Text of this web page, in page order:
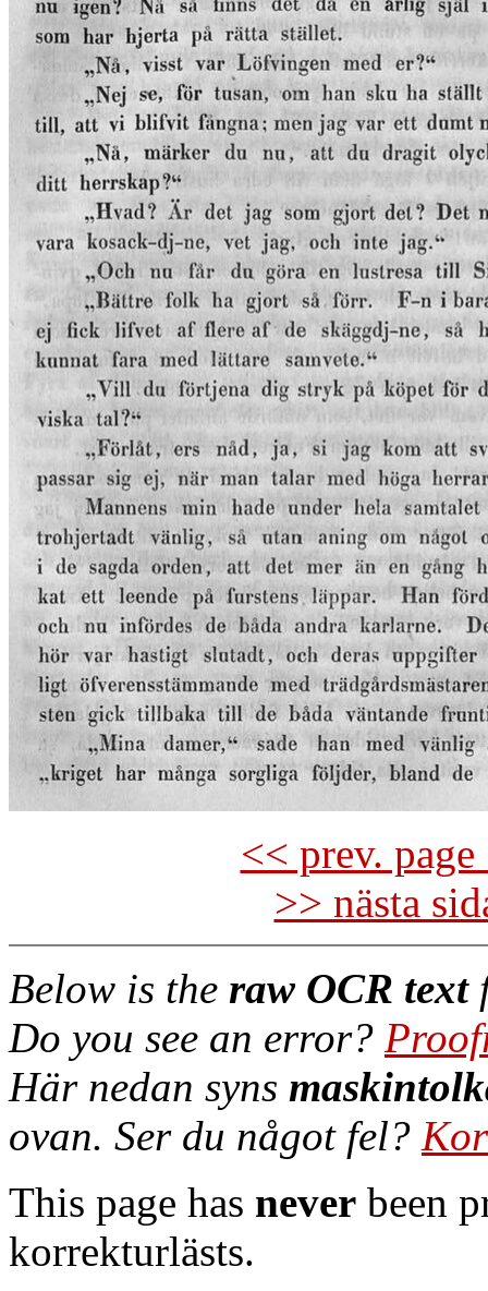
<< prev.
>> nästa
Below is the raw OCR text
Do you see an error?
Här nedan syns
ovan. Ser du något fel?
This page has never been
korrekturlästs.